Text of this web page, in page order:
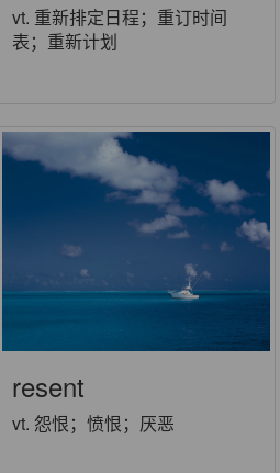
vt. 重新排定日程；重订时间
表；重新计划
resent
vt. 怨恨；愤恨；厌恶